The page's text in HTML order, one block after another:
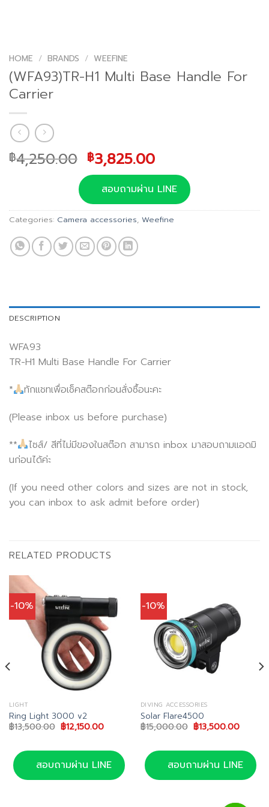
HOME / BRANDS / WEEFINE
(WFA93)TR-H1 Multi Base Handle For
Carrier
฿4,250.00 Original
price
was:
฿4,250.00.
฿3,825.00Current
price
is:
฿3,825.00.
สอบถามผ่าน LINE
Categories: Camera accessories, Weefine
DESCRIPTION
WFA93
TR-H1 Multi Base Handle For Carrier
*
ทักแชทเพื่อเช็คสต๊อกก่อนสั่งซื้อนะคะ
(Please inbox us before purchase)
**
ไซส์/ สีที่ไม่มีของในสต๊อก สามารถ inbox มาสอบถามแอดมิ
นก่อนได้ค่ะ
(If you need other colors and sizes are not in stock,
you can inbox to ask admit before order)
RELATED PRODUCTS
-10%
LIGHT
Ring Light 3000 v2
฿13,500.00 Original
price
฿13,500.00.
฿12,150.00Current
฿12,150.00.
สอบถามผ่าน LINE
-10%
DIVING ACCESSORIES
Solar Flare4500
฿15,000.00 Original
price
฿15,000.00.
฿13,500.00Current
฿
สอบถามผ่าน LINE